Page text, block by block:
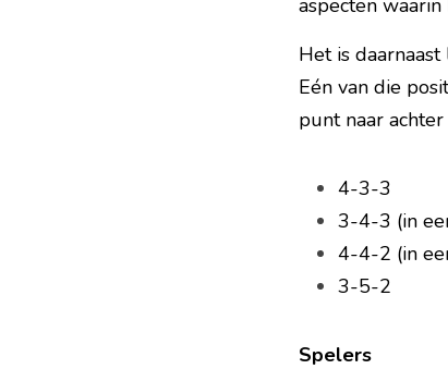
aspecten
Het is
Eén van die
punt naar
4-3-3
3-4-3 (in
4-4-2 (in
3-5-2
Spelers